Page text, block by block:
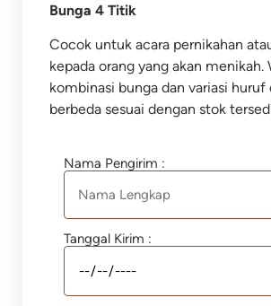
Bunga 4 Titik
Cocok untuk acara pernikahan
kepada orang yang akan menikah.
kombinasi bunga dan variasi huruf
berbeda sesuai dengan stok
Nama Pengirim :
Tanggal Kirim :